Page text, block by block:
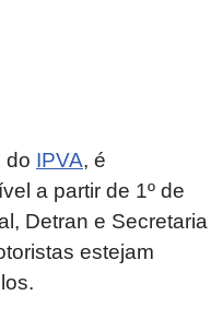
do IPVA, é
a partir de 1º de
Detran e Secretaria
estejam